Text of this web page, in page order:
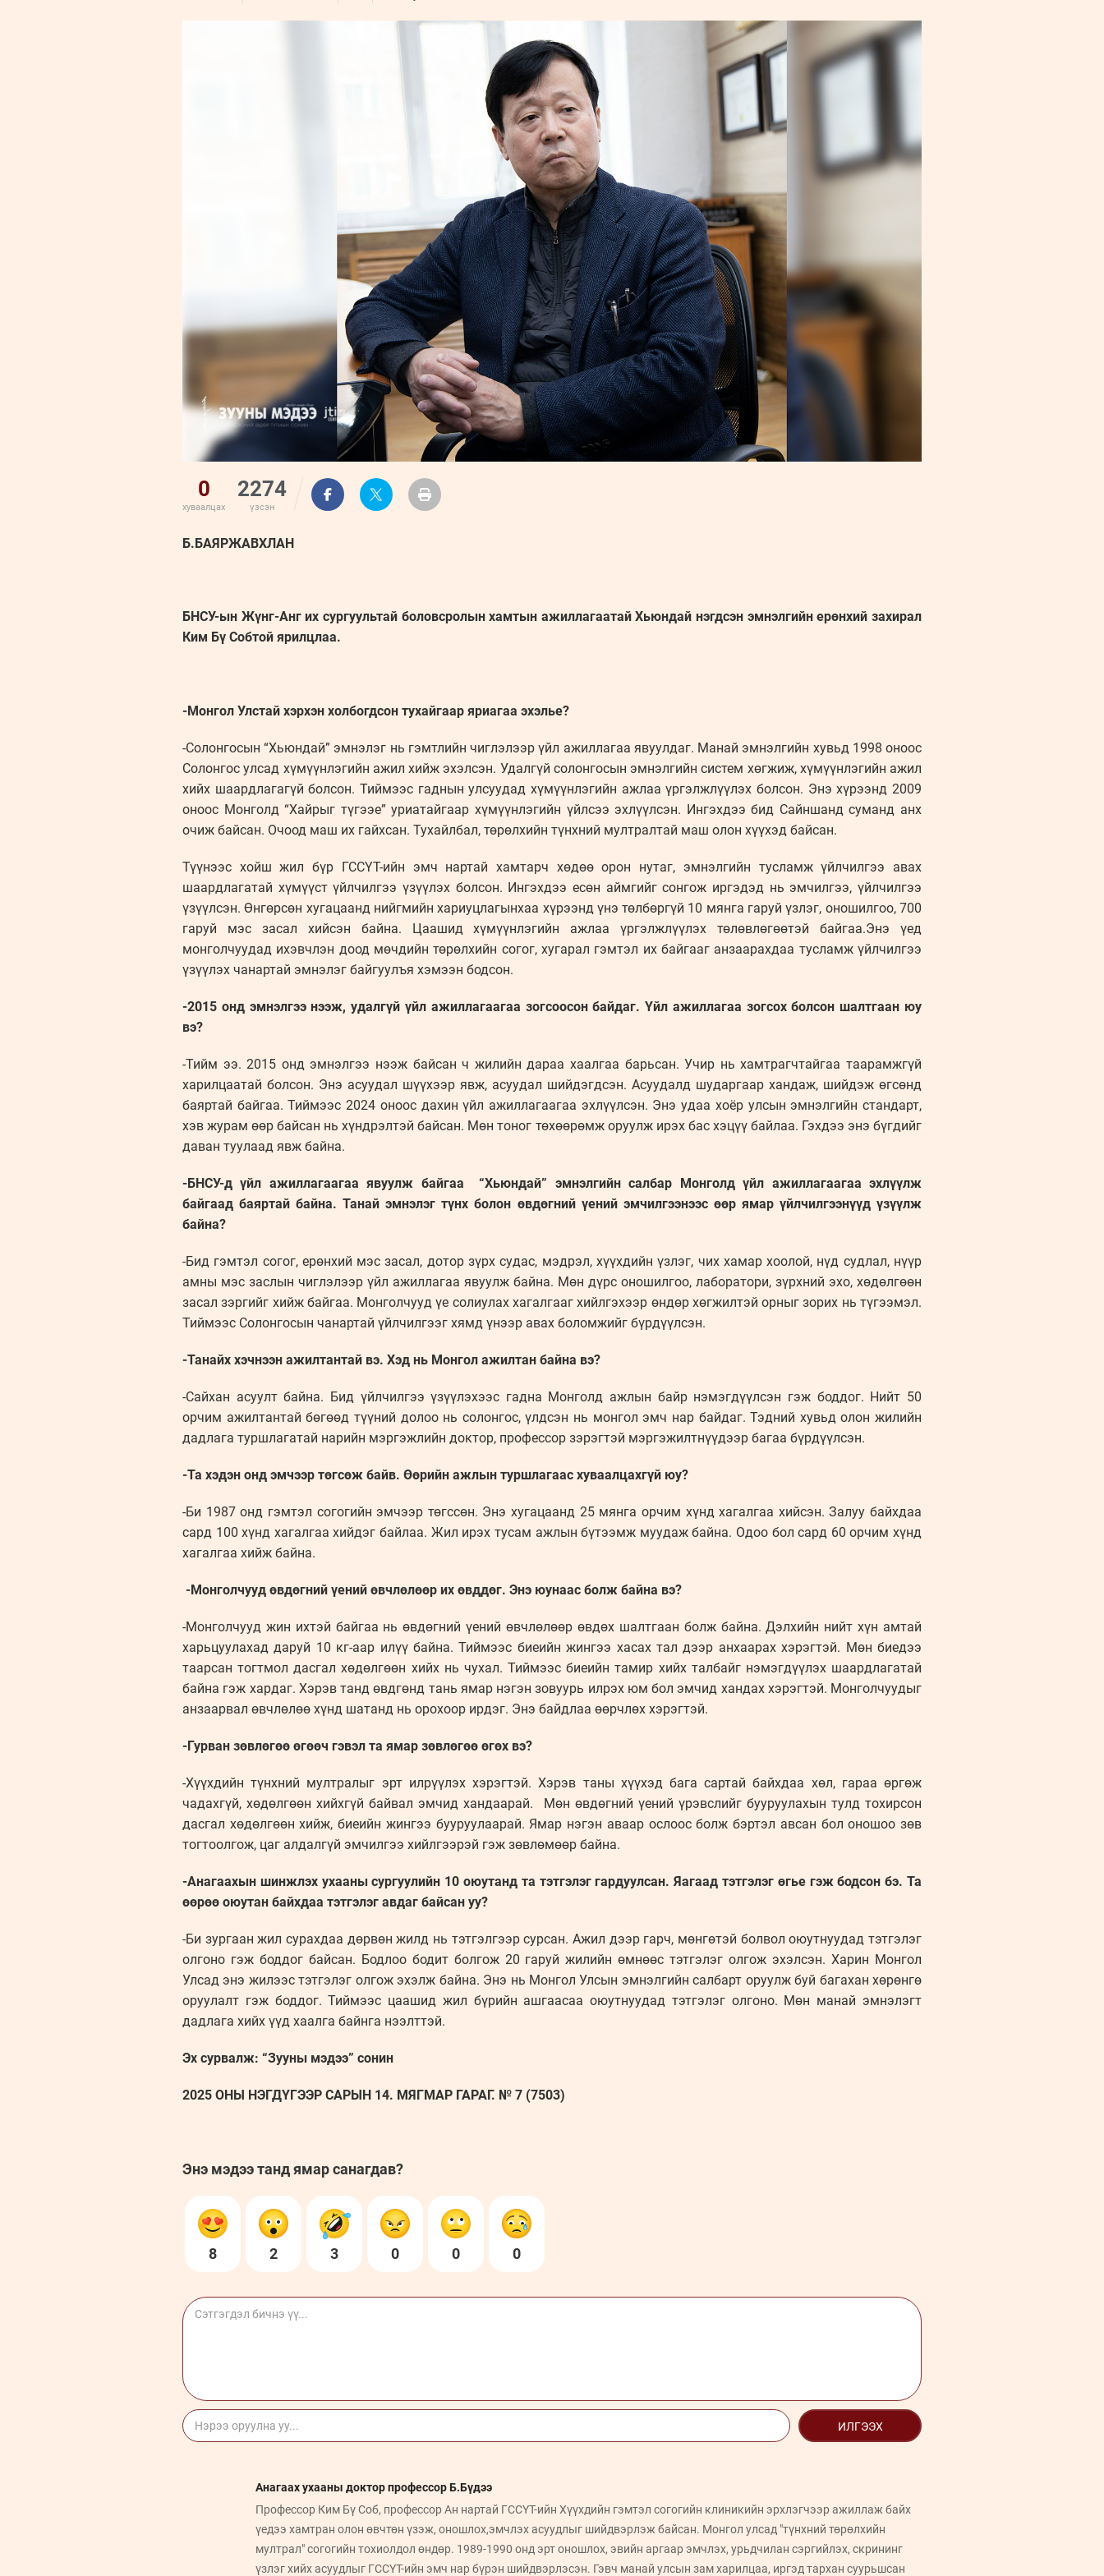
0
хуваалцах
2274
үзсэн
Б.БАЯРЖАВХЛАН
БНСУ-ын Жүнг-Анг их сургуультай боловсролын хамтын ажиллагаатай Хьюндай нэгдсэн эмнэлгийн ерөнхий захирал
Ким Бү Собтой ярилцлаа.
-Монгол Улстай хэрхэн холбогдсон тухайгаар яриагаа эхэлье?
-Солонгосын “Хьюндай” эмнэлэг нь гэмтлийн чиглэлээр үйл ажиллагаа явуулдаг. Манай эмнэлгийн хувьд 1998 оноос
Солонгос улсад хүмүүнлэгийн ажил хийж эхэлсэн. Удалгүй солонгосын эмнэлгийн систем хөгжиж, хүмүүнлэгийн ажил
хийх шаардлагагүй болсон. Тиймээс гаднын улсуудад хүмүүнлэгийн ажлаа үргэлжлүүлэх болсон. Энэ хүрээнд 2009
оноос Монголд “Хайрыг түгээе” уриатайгаар хүмүүнлэгийн үйлсээ эхлүүлсэн. Ингэхдээ бид Сайншанд суманд анх
очиж байсан. Очоод маш их гайхсан. Тухайлбал, төрөлхийн түнхний мултралтай маш олон хүүхэд байсан.
Түүнээс хойш жил бүр ГССҮТ-ийн эмч нартай хамтарч хөдөө орон нутаг, эмнэлгийн тусламж үйлчилгээ авах
шаардлагатай хүмүүст үйлчилгээ үзүүлэх болсон. Ингэхдээ есөн аймгийг сонгож иргэдэд нь эмчилгээ, үйлчилгээ
үзүүлсэн. Өнгөрсөн хугацаанд нийгмийн хариуцлагынхаа хүрээнд үнэ төлбөргүй 10 мянга гаруй үзлэг, оношилгоо, 700
гаруй мэс засал хийсэн байна. Цаашид хүмүүнлэгийн ажлаа үргэлжлүүлэх төлөвлөгөөтэй байгаа.Энэ үед
монголчуудад ихэвчлэн доод мөчдийн төрөлхийн согог, хугарал гэмтэл их байгааг анзаарахдаа тусламж үйлчилгээ
үзүүлэх чанартай эмнэлэг байгуулъя хэмээн бодсон.
-2015 онд эмнэлгээ нээж, удалгүй үйл ажиллагаагаа зогсоосон байдаг. Үйл ажиллагаа зогсох болсон шалтгаан юу
вэ?
-Тийм ээ. 2015 онд эмнэлгээ нээж байсан ч жилийн дараа хаалгаа барьсан. Учир нь хамтрагчтайгаа таарамжгүй
харилцаатай болсон. Энэ асуудал шүүхээр явж, асуудал шийдэгдсэн. Асуудалд шударгаар хандаж, шийдэж өгсөнд
баяртай байгаа. Тиймээс 2024 оноос дахин үйл ажиллагаагаа эхлүүлсэн. Энэ удаа хоёр улсын эмнэлгийн стандарт,
хэв журам өөр байсан нь хүндрэлтэй байсан. Мөн тоног төхөөрөмж оруулж ирэх бас хэцүү байлаа. Гэхдээ энэ бүгдийг
даван туулаад явж байна.
-БНСУ-д үйл ажиллагаагаа явуулж байгаа “Хьюндай” эмнэлгийн салбар Монголд үйл ажиллагаагаа эхлүүлж
байгаад баяртай байна. Танай эмнэлэг түнх болон өвдөгний үений эмчилгээнээс өөр ямар үйлчилгээнүүд үзүүлж
байна?
-Бид гэмтэл согог, ерөнхий мэс засал, дотор зүрх судас, мэдрэл, хүүхдийн үзлэг, чих хамар хоолой, нүд судлал, нүүр
амны мэс заслын чиглэлээр үйл ажиллагаа явуулж байна. Мөн дүрс оношилгоо, лаборатори, зүрхний эхо, хөдөлгөөн
засал зэргийг хийж байгаа. Монголчууд үе солиулах хагалгааг хийлгэхээр өндөр хөгжилтэй орныг зорих нь түгээмэл.
Тиймээс Солонгосын чанартай үйлчилгээг хямд үнээр авах боломжийг бүрдүүлсэн.
-Танайх хэчнээн ажилтантай вэ. Хэд нь Монгол ажилтан байна вэ?
-Сайхан асуулт байна. Бид үйлчилгээ үзүүлэхээс гадна Монголд ажлын байр нэмэгдүүлсэн гэж боддог. Нийт 50
орчим ажилтантай бөгөөд түүний долоо нь солонгос, үлдсэн нь монгол эмч нар байдаг. Тэдний хувьд олон жилийн
дадлага туршлагатай нарийн мэргэжлийн доктор, профессор зэрэгтэй мэргэжилтнүүдээр багаа бүрдүүлсэн.
-Та хэдэн онд эмчээр төгсөж байв. Өөрийн ажлын туршлагаас хуваалцахгүй юу?
-Би 1987 онд гэмтэл согогийн эмчээр төгссөн. Энэ хугацаанд 25 мянга орчим хүнд хагалгаа хийсэн. Залуу байхдаа
сард 100 хүнд хагалгаа хийдэг байлаа. Жил ирэх тусам ажлын бүтээмж муудаж байна. Одоо бол сард 60 орчим хүнд
хагалгаа хийж байна.
-Монголчууд өвдөгний үений өвчлөлөөр их өвддөг. Энэ юунаас болж байна вэ?
-Монголчууд жин ихтэй байгаа нь өвдөгний үений өвчлөлөөр өвдөх шалтгаан болж байна. Дэлхийн нийт хүн амтай
харьцуулахад даруй 10 кг-аар илүү байна. Тиймээс биеийн жингээ хасах тал дээр анхаарах хэрэгтэй. Мөн биедээ
таарсан тогтмол дасгал хөдөлгөөн хийх нь чухал. Тиймээс биеийн тамир хийх талбайг нэмэгдүүлэх шаардлагатай
байна гэж хардаг. Хэрэв танд өвдгөнд тань ямар нэгэн зовуурь илрэх юм бол эмчид хандах хэрэгтэй. Монголчуудыг
анзаарвал өвчлөлөө хүнд шатанд нь орохоор ирдэг. Энэ байдлаа өөрчлөх хэрэгтэй.
-Гурван зөвлөгөө өгөөч гэвэл та ямар зөвлөгөө өгөх вэ?
-Хүүхдийн түнхний мултралыг эрт илрүүлэх хэрэгтэй. Хэрэв таны хүүхэд бага сартай байхдаа хөл, гараа өргөж
чадахгүй, хөдөлгөөн хийхгүй байвал эмчид хандаарай. Мөн өвдөгний үений үрэвслийг бууруулахын тулд тохирсон
дасгал хөдөлгөөн хийж, биеийн жингээ бууруулаарай. Ямар нэгэн аваар ослоос болж бэртэл авсан бол оношоо зөв
тогтоолгож, цаг алдалгүй эмчилгээ хийлгээрэй гэж зөвлөмөөр байна.
-Анагаахын шинжлэх ухааны сургуулийн 10 оюутанд та тэтгэлэг гардуулсан. Яагаад тэтгэлэг өгье гэж бодсон бэ. Та
өөрөө оюутан байхдаа тэтгэлэг авдаг байсан уу?
-Би зургаан жил сурахдаа дөрвөн жилд нь тэтгэлгээр сурсан. Ажил дээр гарч, мөнгөтэй болвол оюутнуудад тэтгэлэг
олгоно гэж боддог байсан. Бодлоо бодит болгож 20 гаруй жилийн өмнөөс тэтгэлэг олгож эхэлсэн. Харин Монгол
Улсад энэ жилээс тэтгэлэг олгож эхэлж байна. Энэ нь Монгол Улсын эмнэлгийн салбарт оруулж буй багахан хөрөнгө
оруулалт гэж боддог. Тиймээс цаашид жил бүрийн ашгаасаа оюутнуудад тэтгэлэг олгоно. Мөн манай эмнэлэгт
дадлага хийх үүд хаалга байнга нээлттэй.
Эх сурвалж: “Зууны мэдээ” сонин
2025 ОНЫ НЭГДҮГЭЭР САРЫН 14. МЯГМАР ГАРАГ. № 7 (7503)
Энэ мэдээ танд ямар санагдав?
8 2 3 0 0 0
ИЛГЭЭХ
Анагаах ухааны доктор профессор Б.Бүдээ
Профессор Ким Бү Соб, профессор Ан нартай ГССҮТ-ийн Хүүхдийн гэмтэл согогийн клиникийн эрхлэгчээр ажиллаж байх
үедээ хамтран олон өвчтөн үзэж, оношлох,эмчлэх асуудлыг шийдвэрлэж байсан. Монгол улсад "түнхний төрөлхийн
мултрал" согогийн тохиолдол өндөр. 1989-1990 онд эрт оношлох, эвийн аргаар эмчлэх, урьдчилан сэргийлэх, скрининг
үзлэг хийх асуудлыг ГССҮТ-ийн эмч нар бүрэн шийдвэрлэсэн. Гэвч манай улсын зам харилцаа, иргэд тархан суурьшсан